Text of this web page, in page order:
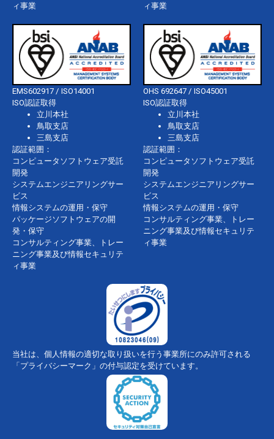
ィ事業
ィ事業
EMS602917 / ISO14001
ISO認証取得
立川本社
鳥取支店
三島支店
認証範囲：
コンピュータソフトウェア受託
開発
システムエンジニアリングサー
ビス
情報システムの運用・保守
パッケージソフトウェアの開
発・保守
コンサルティング事業、トレー
ニング事業及び情報セキュリテ
ィ事業
OHS 692647 / ISO45001
ISO認証取得
立川本社
鳥取支店
三島支店
認証範囲：
コンピュータソフトウェア受託
開発
システムエンジニアリングサー
ビス
情報システムの運用・保守
コンサルティング事業、トレー
ニング事業及び情報セキュリテ
ィ事業
当社は、個人情報の適切な取り扱いを行う事業所にのみ許可される
「プライバシーマーク」の付与認定を受けています。